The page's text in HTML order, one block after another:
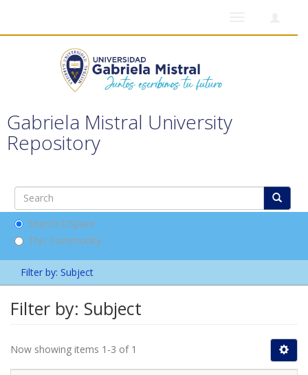
Gabriela Mistral University
Repository
Search DSpace
This Community
Filter by: Subject
Filter by: Subject
Now showing items 1-3 of 1